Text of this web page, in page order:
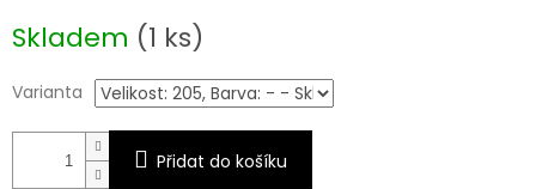
cena:
Skladem (1 ks)
Varianta
Přidat do košíku